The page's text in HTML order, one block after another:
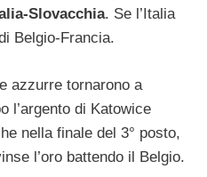
Slovacchia. Se l’Italia
Belgio-Francia.
azzurre tornarono a
l’argento di Katowice
nella finale del 3° posto,
l’oro battendo il Belgio.